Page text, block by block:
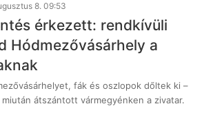
8. 09:53
érkezett: rendkívüli
Hódmezővásárhely a
fák és oszlopok dőltek ki –
átszántott vármegyénken a zivatar.